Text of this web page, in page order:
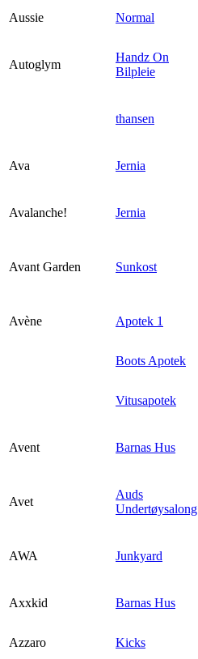
Aussie
Normal
Autoglym
Handz On
Bilpleie
thansen
Ava Jernia
Avalanche! Jernia
Avant Garden Sunkost
Avène Apotek 1
Boots Apotek
Vitusapotek
Avent Barnas Hus
Avet
Auds
Undertøysalong
AWA Junkyard
Axxkid Barnas Hus
Azzaro
Kicks